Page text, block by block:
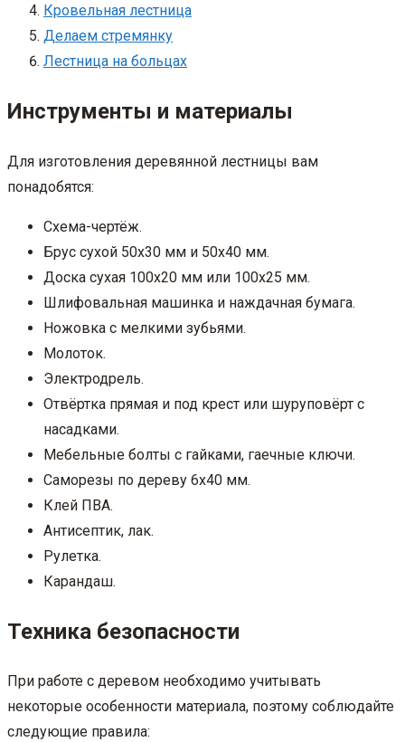
Кровельная лестница
Делаем стремянку
Лестница на больцах
Инструменты и материалы
Для изготовления деревянной лестницы вам
понадобятся:
Схема-чертёж.
Брус сухой 50х30 мм и 50х40 мм.
Доска сухая 100х20 мм или 100х25 мм.
Шлифовальная машинка и наждачная бумага.
Ножовка с мелкими зубьями.
Молоток.
Электродрель.
Отвёртка прямая и под крест или шуруповёрт с
насадками.
Мебельные болты с гайками, гаечные ключи.
Саморезы по дереву 6х40 мм.
Клей ПВА.
Антисептик, лак.
Рулетка.
Карандаш.
Техника безопасности
При работе с деревом необходимо учитывать
некоторые особенности материала, поэтому соблюдайте
следующие правила: